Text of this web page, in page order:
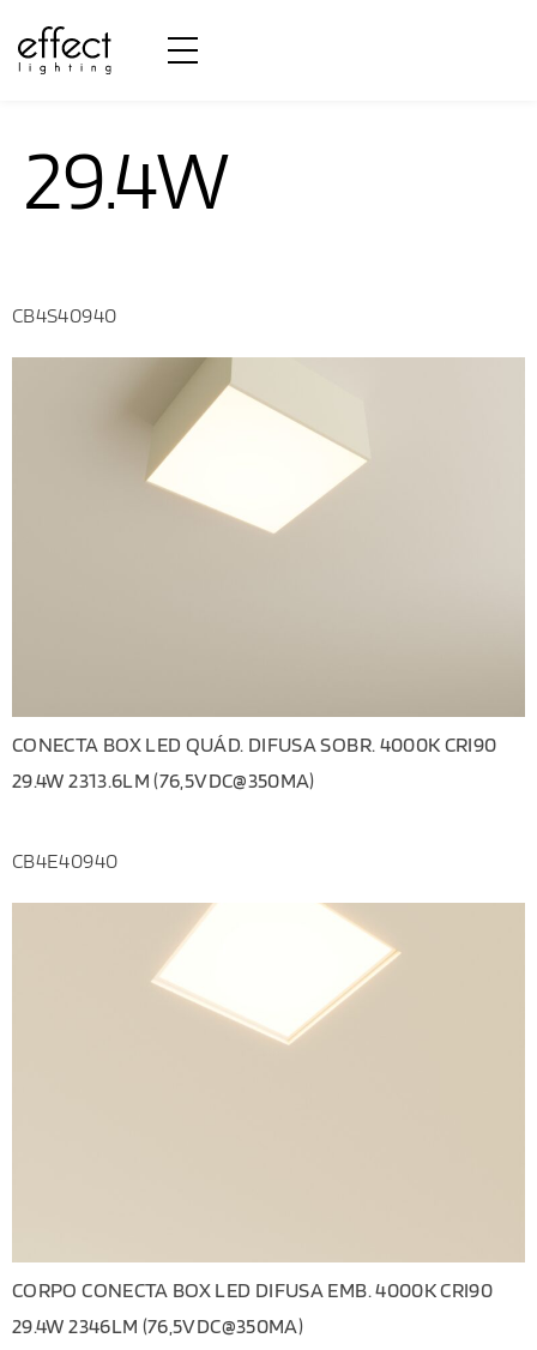
Potência:
29.4W
CB4S40940
CONECTA BOX LED QUÁD. DIFUSA SOBR. 4000K CRI90
29.4W 2313.6LM (76,5VDC@350MA)
CB4E40940
CORPO CONECTA BOX LED DIFUSA EMB. 4000K CRI90
29.4W 2346LM (76,5VDC@350MA)